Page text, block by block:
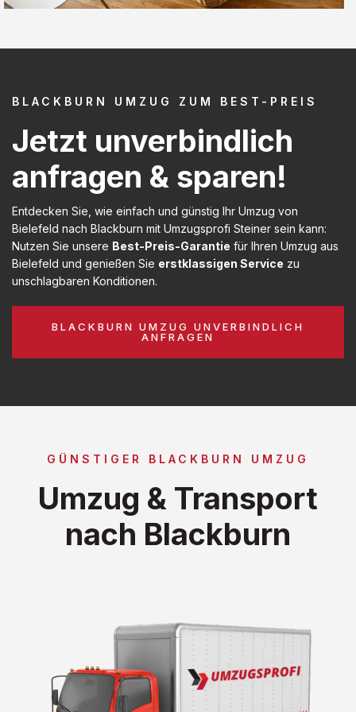
BLACKBURN UMZUG ZUM BEST-PREIS
Jetzt unverbindlich
anfragen & sparen!
Entdecken Sie, wie einfach und günstig Ihr Umzug von
Bielefeld nach Blackburn mit Umzugsprofi Steiner sein kann:
Nutzen Sie unsere Best-Preis-Garantie für Ihren Umzug aus
Bielefeld und genießen Sie erstklassigen Service zu
unschlagbaren Konditionen.
BLACKBURN UMZUG UNVERBINDLICH
ANFRAGEN
GÜNSTIGER BLACKBURN UMZUG
Umzug & Transport
nach Blackburn